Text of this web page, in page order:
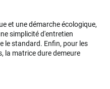
et une démarche écologique,
simplicité d'entretien
le standard. Enfin, pour les
la matrice dure demeure